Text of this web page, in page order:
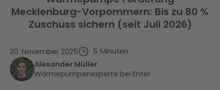
Mecklenburg-Vorpommern: Bis zu 80 %
Zuschuss sichern (seit Juli 2026)
20. November 2025 5 Minuten
Alexander Müller
Wärmepumpenexperte bei Enter